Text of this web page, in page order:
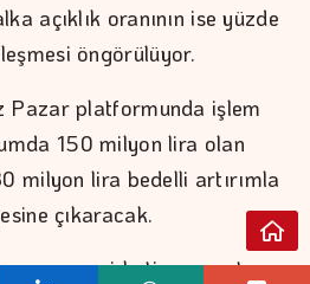
açıklık oranının ise yüzde
öngörülüyor.
Pazar platformunda işlem
150 milyon lira olan
milyon lira bedelli artırımla
çıkaracak.
yanı sıra, şirketin mevcut